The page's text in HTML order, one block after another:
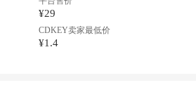
¥29
CDKEY卖家最低价
¥1.4